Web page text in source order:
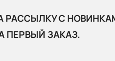
С
ПЕРВЫЙ ЗАКАЗ.